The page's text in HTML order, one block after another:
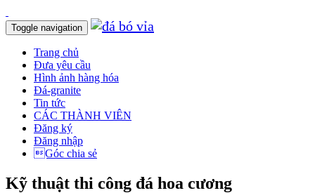
Toggle navigation
Trang chủ
Đưa yêu cầu
Hình ảnh hàng hóa
Đá-granite
Tin tức
CÁC THÀNH VIÊN
Đăng ký
Đăng nhập
Góc chia sẻ
Kỹ thuật thi công đá hoa cương